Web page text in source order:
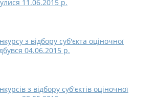
11.06.2015 р.
з відбору суб'єкта оціночної
04.06.2015 р.
з відбору суб'єктів оціночної